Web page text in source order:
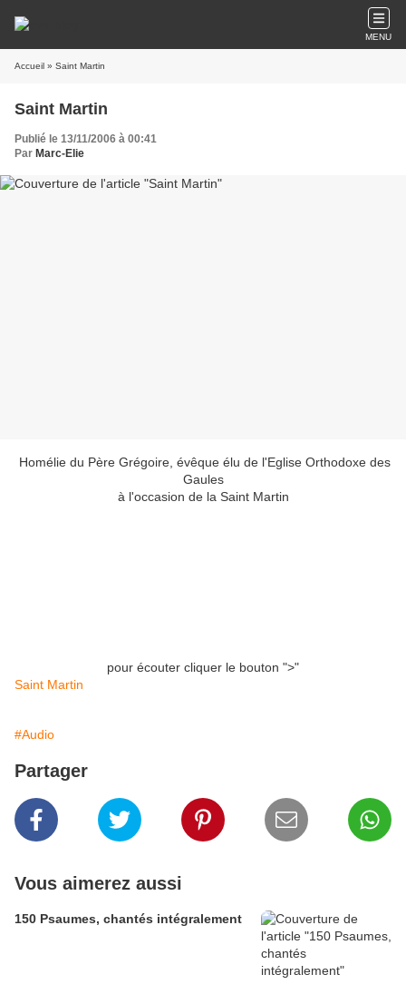
MENU
Accueil » Saint Martin
Saint Martin
Publié le 13/11/2006 à 00:41
Par Marc-Elie
Homélie du Père Grégoire, évêque élu de l'Eglise Orthodoxe des
Gaules
à l'occasion de la Saint Martin
pour écouter cliquer le bouton ">"
Saint Martin
#Audio
Partager
Vous aimerez aussi
150 Psaumes, chantés intégralement